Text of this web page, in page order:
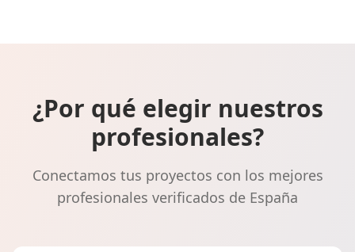
¿Por qué elegir nuestros
profesionales?
Conectamos tus proyectos con los mejores
profesionales verificados de España